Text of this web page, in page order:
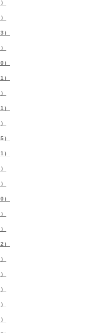
）
）
）
）
）
）
）
）